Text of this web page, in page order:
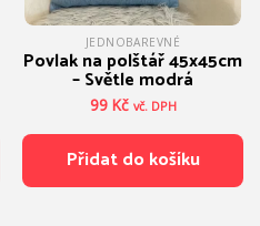
JEDNOBAREVNÉ
Povlak na polštář 45x45cm
– Světle modrá
99 Kč vč. DPH
Přidat do košíku